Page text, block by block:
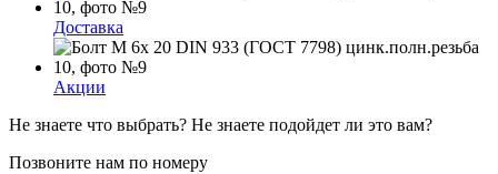
Доставка
Акции
Не знаете что выбрать? Не знаете подойдет ли это вам?
Позвоните нам по номеру